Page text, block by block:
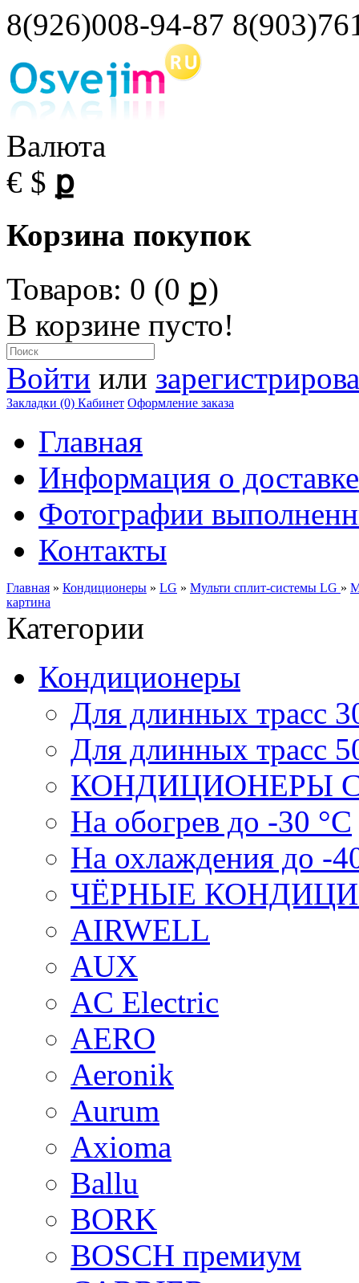
8(926)008-94-87
Валюта
€ $ ք
Корзина покупок
Товаров: 0 (0 ք)
В корзине пусто!
Войти или
Закладки (0) Кабинет Оформление заказа
Главная
Информация о доставке
Фотографии
Контакты
Главная » Кондиционеры » LG » Мульти сплит-системы LG »
картина
Категории
Кондиционеры
Для длинных трасс
Для длинных трасс
КОНДИЦИОНЕРЫ
На обогрев до -30 °С
На охлаждения до -
ЧЁРНЫЕ
AIRWELL
AUX
AC Electric
AERO
Aeronik
Aurum
Axioma
Ballu
BORK
BOSCH премиум